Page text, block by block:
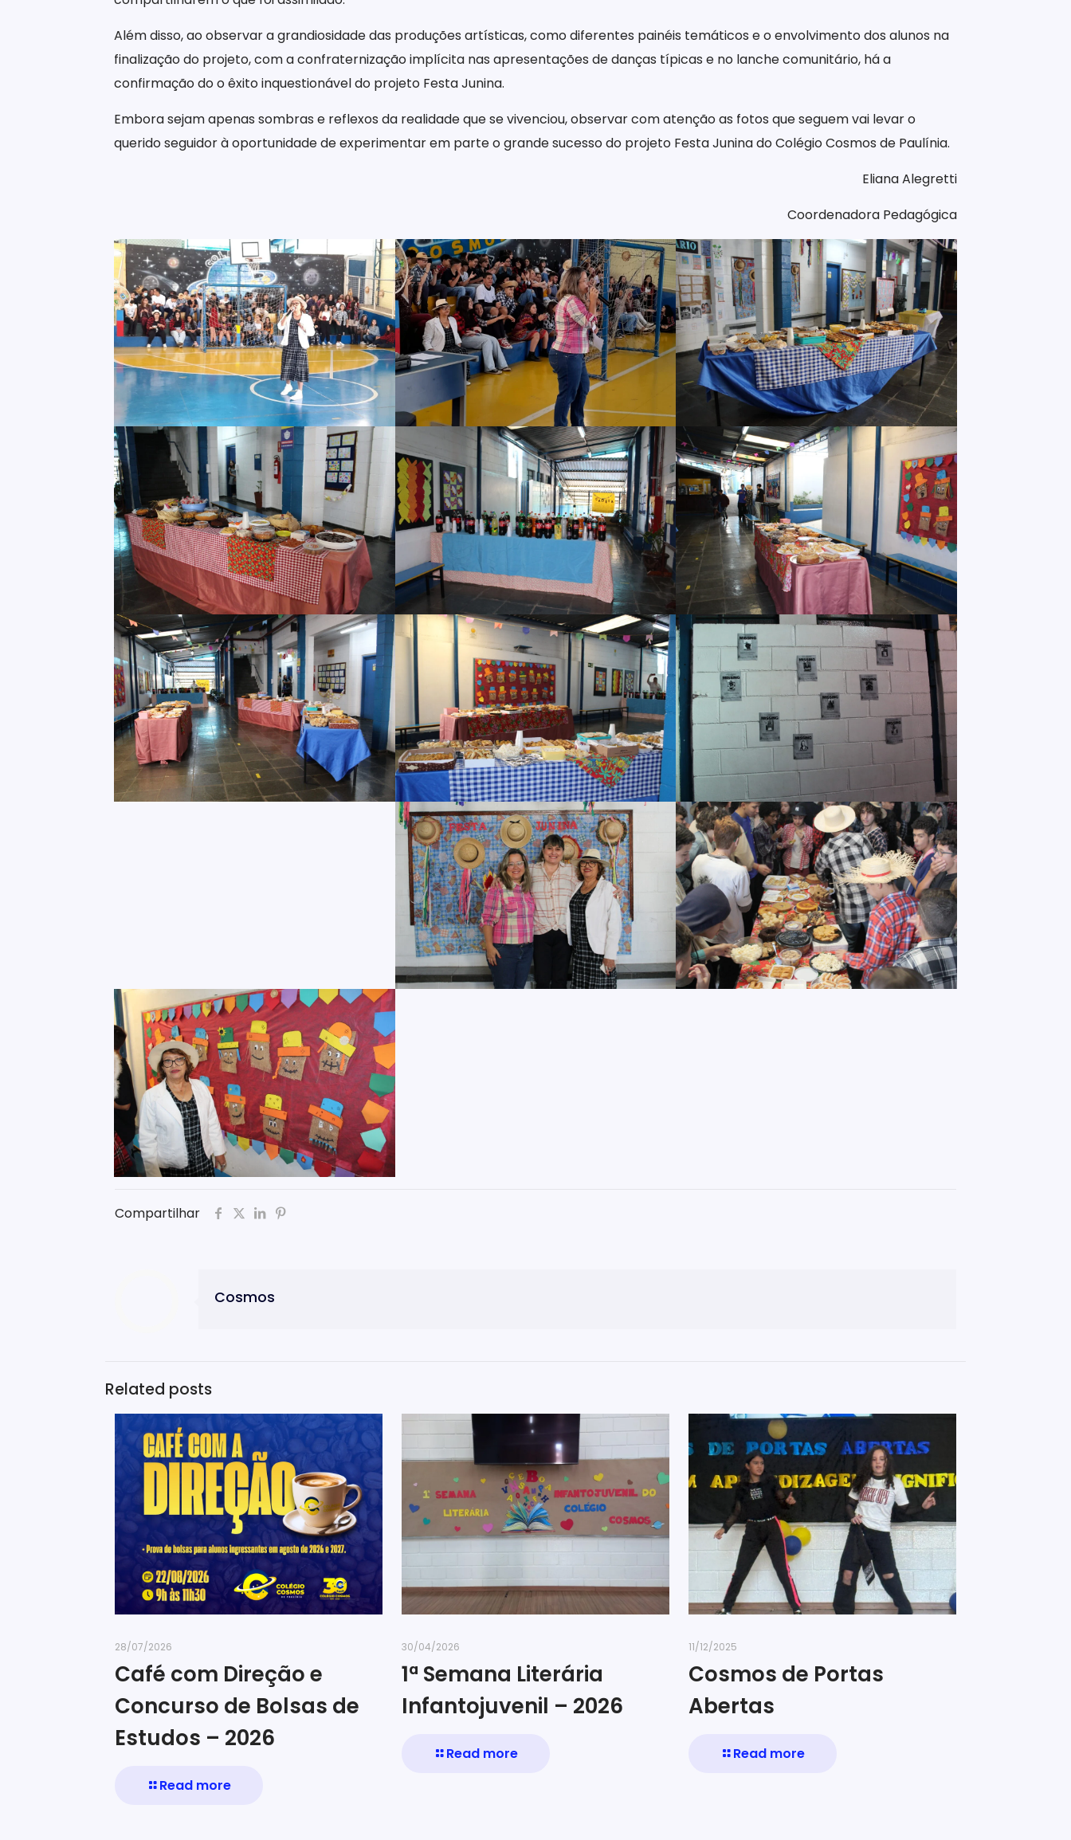
Além disso, ao observar a grandiosidade das produções artísticas, como diferentes painéis temáticos e o envolvimento dos alunos na
finalização do projeto, com a confraternização implícita nas apresentações de danças típicas e no lanche comunitário, há a
confirmação do o êxito inquestionável do projeto Festa Junina.
Embora sejam apenas sombras e reflexos da realidade que se vivenciou, observar com atenção as fotos que seguem vai levar o
querido seguidor à oportunidade de experimentar em parte o grande sucesso do projeto Festa Junina do Colégio Cosmos de Paulínia.
Eliana Alegretti
Coordenadora Pedagógica
Compartilhar
Cosmos
Related posts
28/07/2026
Café com Direção e
Concurso de Bolsas de
Estudos – 2026
Read more
30/04/2026
1ª Semana Literária
Infantojuvenil – 2026
Read more
11/12/2025
Cosmos de Portas
Abertas
Read more